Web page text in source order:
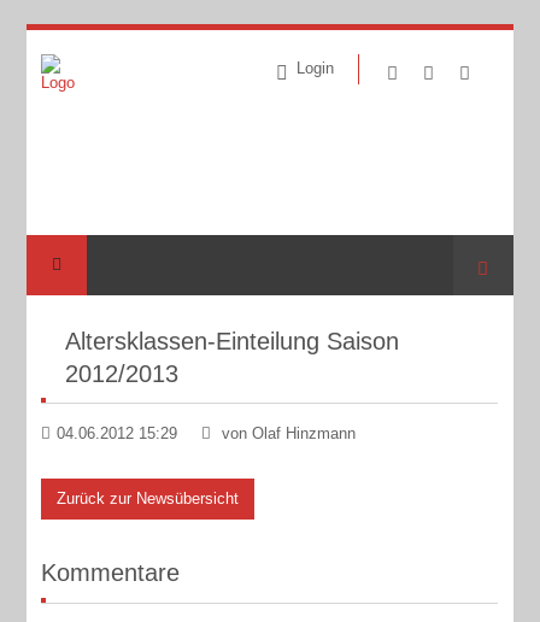
Login
Suche
Altersklassen-Einteilung Saison
2012/2013
04.06.2012 15:29 von Olaf Hinzmann
Zurück zur Newsübersicht
Kommentare